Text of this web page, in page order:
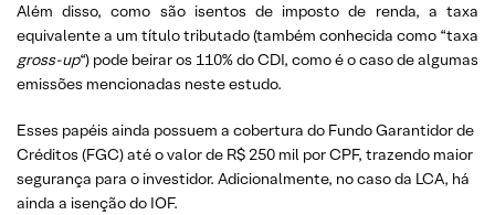
Além disso, como são isentos de imposto de renda, a taxa
equivalente a um título tributado (também conhecida como “taxa
gross-up“) pode beirar os 110% do CDI, como é o caso de algumas
emissões mencionadas neste estudo.
Esses papéis ainda possuem a cobertura do Fundo Garantidor de
Créditos (FGC) até o valor de R$ 250 mil por CPF, trazendo maior
segurança para o investidor. Adicionalmente, no caso da LCA, há
ainda a isenção do IOF.